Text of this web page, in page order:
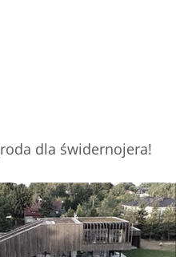
dla świdernojera!